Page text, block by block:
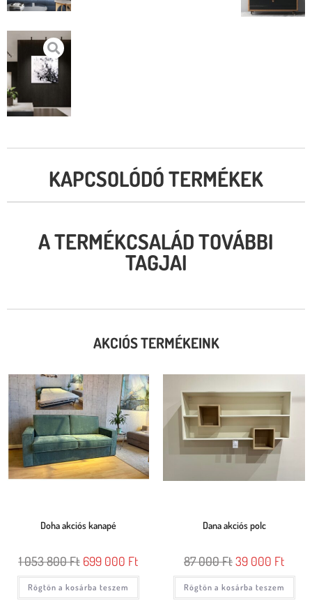
KAPCSOLÓDÓ TERMÉKEK
A TERMÉKCSALÁD TOVÁBBI
TAGJAI
AKCIÓS TERMÉKEINK
Doha akciós kanapé
1 053 800Ft 699 000 Ft
Rögtön a kosárba teszem
Dana akciós polc
87 000Ft39 000 Ft
Rögtön a kosárba teszem